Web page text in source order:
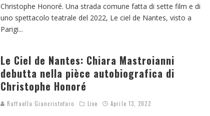
Christophe Honoré. Una strada comune fatta di sette film e di
uno spettacolo teatrale del 2022, Le ciel de Nantes, visto a
Parigi...
Le Ciel de Nantes: Chiara Mastroianni
debutta nella pièce autobiografica di
Christophe Honoré
Raffaella Giancristofaro Live Aprile 13, 2022